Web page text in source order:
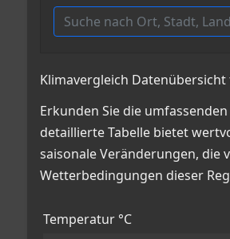
Klimavergleich
Erkunden Sie die
detaillierte Tabelle bietet
saisonale Veränderungen,
Wetterbedingungen dieser
Temperatur °C